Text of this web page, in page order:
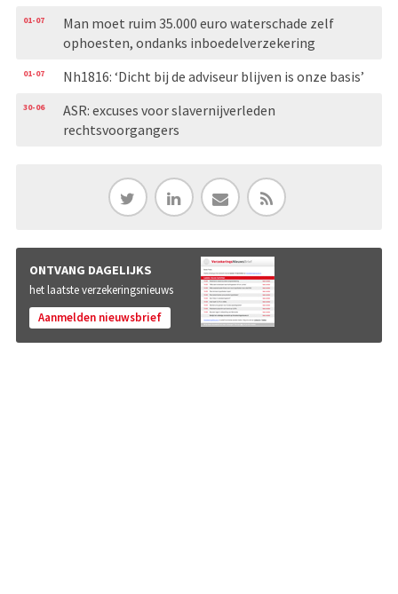
01-07
Man moet ruim 35.000 euro waterschade zelf
ophoesten, ondanks inboedelverzekering
01-07 Nh1816: ‘Dicht bij de adviseur blijven is onze basis’
30-06
ASR: excuses voor slavernijverleden
rechtsvoorgangers
ONTVANG DAGELIJKS
het laatste verzekeringsnieuws
Aanmelden nieuwsbrief